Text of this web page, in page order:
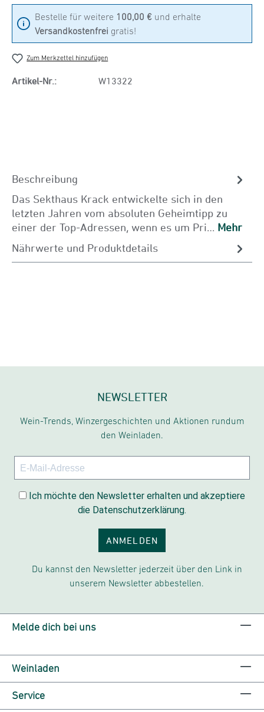
Bestelle für weitere 100,00 € und erhalte
Versandkostenfrei gratis!
Zum Merkzettel hinzufügen
Artikel-Nr.: W13322
Beschreibung
Das Sekthaus Krack entwickelte sich in den
letzten Jahren vom absoluten Geheimtipp zu
einer der Top-Adressen, wenn es um Pri… Mehr
Nährwerte und Produktdetails
NEWSLETTER
Wein-Trends, Winzergeschichten und Aktionen rundum
den Weinladen.
Ich möchte den Newsletter erhalten und akzeptiere
die Datenschutzerklärung.
ANMELDEN
Du kannst den Newsletter jederzeit über den Link in
unserem Newsletter abbestellen.
Melde dich bei uns
Weinladen
Service